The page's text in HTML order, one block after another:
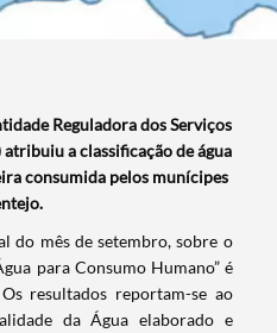
Reguladora dos Serviços
atribuiu a classificação de água
consumida pelos munícipes
do mês de setembro, sobre o
para Consumo Humano” é
resultados reportam-se ao
da Água elaborado e